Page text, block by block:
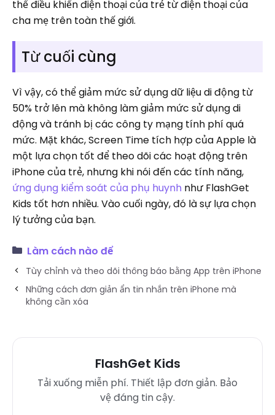
thể điều khiển điện thoại của trẻ từ điện thoại của
cha mẹ trên toàn thế giới.
Từ cuối cùng
Vì vậy, có thể giảm mức sử dụng dữ liệu di động từ
50% trở lên mà không làm giảm mức sử dụng di
động và tránh bị các công ty mạng tính phí quá
mức. Mặt khác, Screen Time tích hợp của Apple là
một lựa chọn tốt để theo dõi các hoạt động trên
iPhone của trẻ, nhưng khi nói đến các tính năng,
ứng dụng kiểm soát của phụ huynh như FlashGet
Kids tốt hơn nhiều. Vào cuối ngày, đó là sự lựa chọn
lý tưởng của bạn.
Làm cách nào để
Tùy chỉnh và theo dõi thông báo bằng App trên iPhone
Những cách đơn giản ẩn tin nhắn trên iPhone mà
không cần xóa
FlashGet Kids
Tải xuống miễn phí. Thiết lập đơn giản. Bảo
vệ đáng tin cậy.